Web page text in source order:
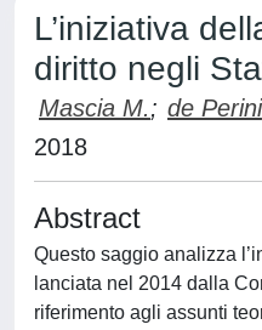
L’iniziativa
diritto negli
Mascia M.; de Perini
2018
Abstract
Questo saggio analizza
lanciata nel 2014 dalla
riferimento agli assunti